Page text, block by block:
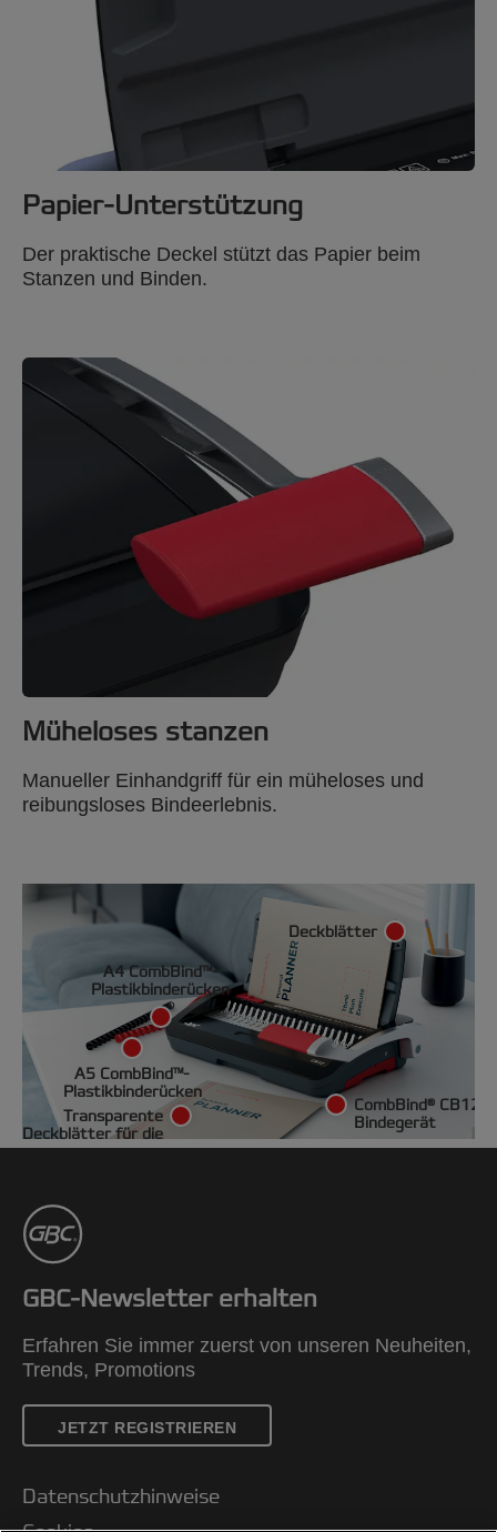
Papier-Unterstützung
Der praktische Deckel stützt das Papier beim
Stanzen und Binden.
Müheloses stanzen
Manueller Einhandgriff für ein müheloses und
reibungsloses Bindeerlebnis.
CombBind® CB12
Bindegerät
Transparente
Deckblätter für die
Bindung
A4 CombBind™-
Plastikbinderücken
A5 CombBind™-
Plastikbinderücken
Deckblätter
GBC-Newsletter erhalten
Erfahren Sie immer zuerst von unseren Neuheiten,
Trends, Promotions
JETZT REGISTRIEREN
Datenschutzhinweise